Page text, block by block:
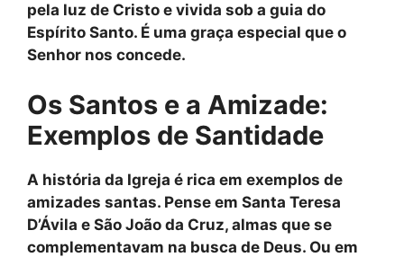
pela luz de Cristo e vivida sob a guia do
Espírito Santo. É uma graça especial que o
Senhor nos concede.
Os Santos e a Amizade:
Exemplos de Santidade
A história da Igreja é rica em exemplos de
amizades santas. Pense em Santa Teresa
D’Ávila e São João da Cruz, almas que se
complementavam na busca de Deus. Ou em